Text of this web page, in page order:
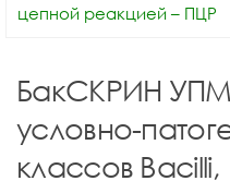
цепной реакцией – ПЦР
БакСКРИН
условно-
классов Bacilli,